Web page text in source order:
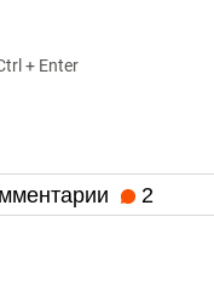
+ Enter
2